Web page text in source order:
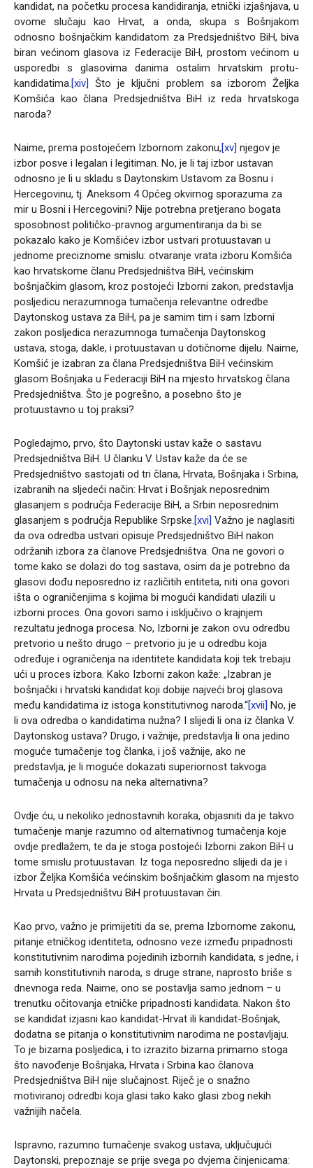
kandidat, na početku procesa kandidiranja, etnički izjašnjava, u
ovome slučaju kao Hrvat, a onda, skupa s Bošnjakom
odnosno bošnjačkim kandidatom za Predsjedništvo BiH, biva
biran većinom glasova iz Federacije BiH, prostom većinom u
usporedbi s glasovima danima ostalim hrvatskim protu-
kandidatima.[xiv]
Što je ključni problem sa izborom Željka
Komšića kao člana Predsjedništva BiH iz reda hrvatskoga
naroda?
Naime, prema postojećem Izbornom zakonu,[xv] njegov je
izbor posve i legalan i legitiman. No, je li taj izbor ustavan
odnosno je li u skladu s Daytonskim Ustavom za Bosnu i
Hercegovinu, tj. Aneksom 4 Općeg okvirnog sporazuma za
mir u Bosni i Hercegovini? Nije potrebna pretjerano bogata
sposobnost političko-pravnog argumentiranja da bi se
pokazalo kako je Komšićev izbor ustvari protuustavan u
jednome preciznome smislu: otvaranje vrata izboru Komšića
kao hrvatskome članu Predsjedništva BiH, većinskim
bošnjačkim glasom, kroz postojeći Izborni zakon, predstavlja
posljedicu nerazumnoga tumačenja relevantne odredbe
Daytonskog ustava za BiH, pa je samim tim i sam Izborni
zakon posljedica nerazumnoga tumačenja Daytonskog
ustava, stoga, dakle, i protuustavan u dotičnome dijelu. Naime,
Komšić je izabran za člana Predsjedništva BiH većinskim
glasom Bošnjaka u Federaciji BiH na mjesto hrvatskog člana
Predsjedništva. Što je pogrešno, a posebno što je
protuustavno u toj praksi?
Pogledajmo, prvo, što Daytonski ustav kaže o sastavu
Predsjedništva BiH. U članku V. Ustav kaže da će se
Predsjedništvo sastojati od tri člana, Hrvata, Bošnjaka i Srbina,
izabranih na sljedeći način: Hrvat i Bošnjak neposrednim
glasanjem s područja Federacije BiH, a Srbin neposrednim
glasanjem s područja Republike Srpske.[xvi] Važno je naglasiti
da ova odredba ustvari opisuje Predsjedništvo BiH nakon
održanih izbora za članove Predsjedništva. Ona ne govori o
tome kako se dolazi do tog sastava, osim da je potrebno da
glasovi dođu neposredno iz različitih entiteta, niti ona govori
išta o ograničenjima s kojima bi mogući kandidati ulazili u
izborni proces. Ona govori samo i isključivo o krajnjem
rezultatu jednoga procesa. No, Izborni je zakon ovu odredbu
pretvorio u nešto drugo – pretvorio ju je u odredbu koja
određuje i ograničenja na identitete kandidata koji tek trebaju
ući u proces izbora. Kako Izborni zakon kaže: „Izabran je
bošnjački i hrvatski kandidat koji dobije najveći broj glasova
među kandidatima iz istoga konstitutivnog naroda.“[xvii] No, je
li ova odredba o kandidatima nužna? I slijedi li ona iz članka V.
Daytonskog ustava? Drugo, i važnije, predstavlja li ona jedino
moguće tumačenje tog članka, i još važnije, ako ne
predstavlja, je li moguće dokazati superiornost takvoga
tumačenja u odnosu na neka alternativna?
Ovdje ću, u nekoliko jednostavnih koraka, objasniti da je takvo
tumačenje manje razumno od alternativnog tumačenja koje
ovdje predlažem, te da je stoga postojeći Izborni zakon BiH u
tome smislu protuustavan. Iz toga neposredno slijedi da je i
izbor Željka Komšića većinskim bošnjačkim glasom na mjesto
Hrvata u Predsjedništvu BiH protuustavan čin.
Kao prvo, važno je primijetiti da se, prema Izbornome zakonu,
pitanje etničkog identiteta, odnosno veze između pripadnosti
konstitutivnim narodima pojedinih izbornih kandidata, s jedne, i
samih konstitutivnih naroda, s druge strane, naprosto briše s
dnevnoga reda. Naime, ono se postavlja samo jednom – u
trenutku očitovanja etničke pripadnosti kandidata. Nakon što
se kandidat izjasni kao kandidat-Hrvat ili kandidat-Bošnjak,
dodatna se pitanja o konstitutivnim narodima ne postavljaju.
To je bizarna posljedica, i to izrazito bizarna primarno stoga
što navođenje Bošnjaka, Hrvata i Srbina kao članova
Predsjedništva BiH nije slučajnost. Riječ je o snažno
motiviranoj odredbi koja glasi tako kako glasi zbog nekih
važnijih načela.
Ispravno, razumno tumačenje svakog ustava, uključujući
Daytonski, prepoznaje se prije svega po dvjema činjenicama: